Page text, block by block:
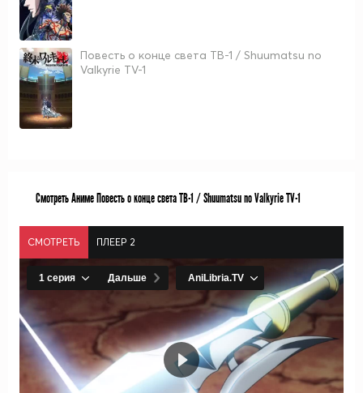
Повесть о конце света ТВ-1 / Shuumatsu no
Valkyrie TV-1
Смотреть Аниме Повесть о конце света ТВ-1 / Shuumatsu no Valkyrie TV-1
СМОТРЕТЬ ПЛЕЕР 2